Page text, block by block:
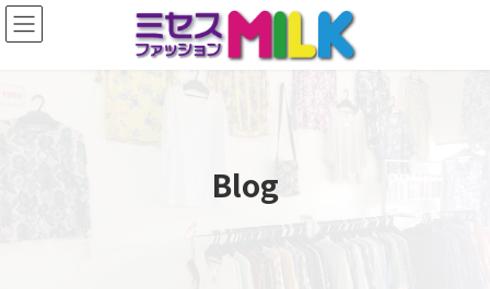
コ
ン
ナ
ビ
Blog